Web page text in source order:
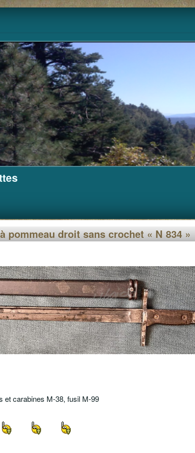
Pour m'aider à financer ce site. Cagnotte
pommeau droit sans crochet « N 834 »
et carabines M-38, fusil M-99